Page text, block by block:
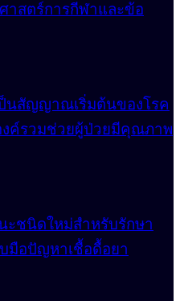
าสตร์การกีฬาและข้อ
ป็นสัญญาณเริ่มต้นของโรค
ค์รวมช่วยผู้ป่วยมีคุณภาพ
ะชนิดใหม่สำหรับรักษา
มือปัญหาเชื้อดื้อยา